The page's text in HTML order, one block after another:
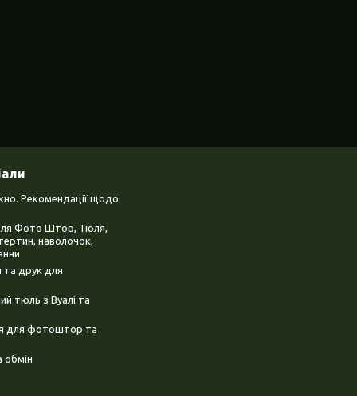
Рекомендації щодо
Фото Штор, Тюля,
наволочок,
та друк для
тюль з Вуалі та
для фотоштор та
обмін